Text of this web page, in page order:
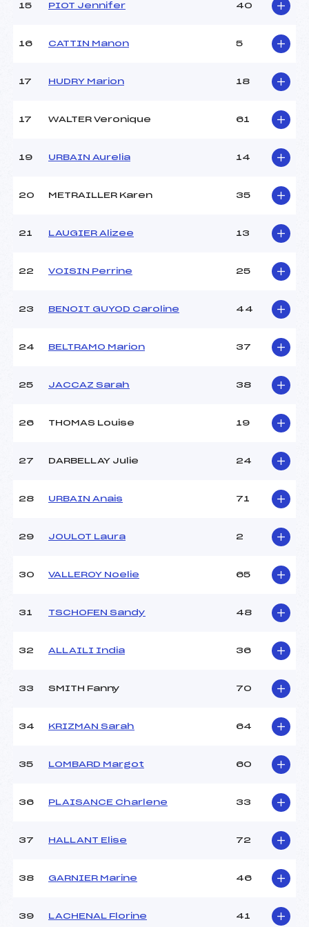
Température départ :
-1
41.5100
Catégorie :
15 PIOT Jennifer 40
16 CATTIN Manon 5
17 HUDRY Marion 18
17 WALTER Veronique 61
19 URBAIN Aurelia 14
20 METRAILLER Karen 35
21 LAUGIER Alizee 13
22 VOISIN Perrine 25
23 BENOIT GUYOD Caroline 44
24 BELTRAMO Marion 37
25 JACCAZ Sarah 38
26 THOMAS Louise 19
27 DARBELLAY Julie 24
28 URBAIN Anais 71
29 JOULOT Laura 2
30 VALLEROY Noelie 65
31 TSCHOFEN Sandy 48
32 ALLAILI India 36
33 SMITH Fanny 70
34 KRIZMAN Sarah 64
35 LOMBARD Margot 60
36 PLAISANCE Charlene 33
37 HALLANT Elise 72
38 GARNIER Marine 46
39 LACHENAL Florine 41